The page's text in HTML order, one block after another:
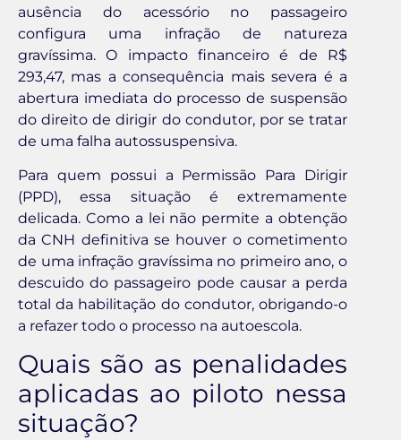
ausência do acessório no passageiro
configura uma infração de natureza
gravíssima. O impacto financeiro é de R$
293,47, mas a consequência mais severa é a
abertura imediata do processo de suspensão
do direito de dirigir do condutor, por se tratar
de uma falha autossuspensiva.
Para quem possui a Permissão Para Dirigir
(PPD), essa situação é extremamente
delicada. Como a lei não permite a obtenção
da CNH definitiva se houver o cometimento
de uma infração gravíssima no primeiro ano, o
descuido do passageiro pode causar a perda
total da habilitação do condutor, obrigando-o
a refazer todo o processo na autoescola.
Quais são as penalidades
aplicadas ao piloto nessa
situação?